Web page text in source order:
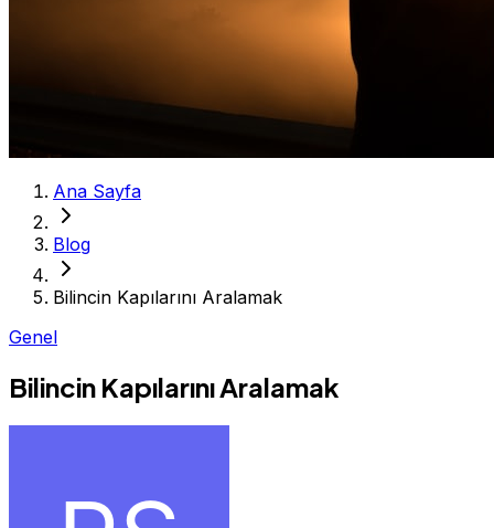
Ana Sayfa
Blog
Bilincin Kapılarını Aralamak
Genel
Bilincin Kapılarını Aralamak